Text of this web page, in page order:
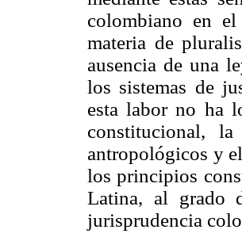
colombiano en
materia de
ausencia de una
los sistemas de
esta labor no ha
constitucional,
antropológicos y
los principios
Latina, al grado
jurisprudencia